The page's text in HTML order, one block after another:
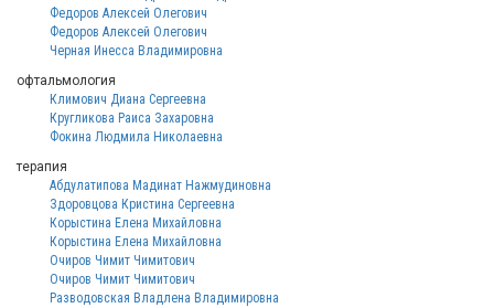
Федоров Алексей Олегович
Федоров Алексей Олегович
Черная Инесса Владимировна
офтальмология
Климович Диана Сергеевна
Кругликова Раиса Захаровна
Фокина Людмила Николаевна
терапия
Абдулатипова Мадинат Нажмудиновна
Здоровцова Кристина Сергеевна
Корыстина Елена Михайловна
Корыстина Елена Михайловна
Очиров Чимит Чимитович
Очиров Чимит Чимитович
Разводовская Владлена Владимировна